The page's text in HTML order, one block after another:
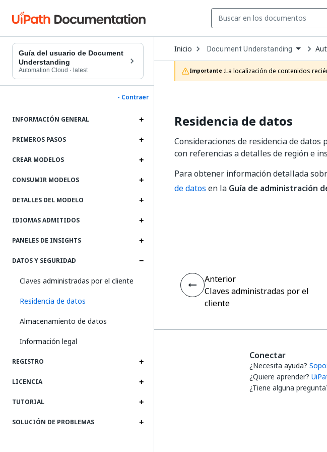
Guía del usuario de Document
Understanding
Automation Cloud · latest
- Contraer
INFORMACIÓN GENERAL
PRIMEROS PASOS
CREAR MODELOS
CONSUMIR MODELOS
DETALLES DEL MODELO
IDIOMAS ADMITIDOS
PANELES DE INSIGHTS
DATOS Y SEGURIDAD
Claves administradas por el cliente
Residencia de datos
Almacenamiento de datos
Información legal
REGISTRO
LICENCIA
TUTORIAL
SOLUCIÓN DE PROBLEMAS
Inicio Open
Dropdown
to
choose
product
Document Understanding
Importante :La localización de contenidos
Residencia de datos
Consideraciones de residencia de
con referencias a detalles de región e
Para obtener información detallada
de datos en la Guía de administración
Anterior
Claves administradas por el
cliente
Conectar
¿Necesita ayuda?
¿Quiere aprender?
¿Tiene alguna